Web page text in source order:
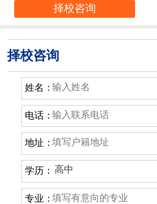
择校咨询
择校咨询
姓名：
电话：
地址：
学历：
专业：